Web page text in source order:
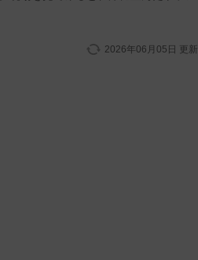
2026年06月05日 更新